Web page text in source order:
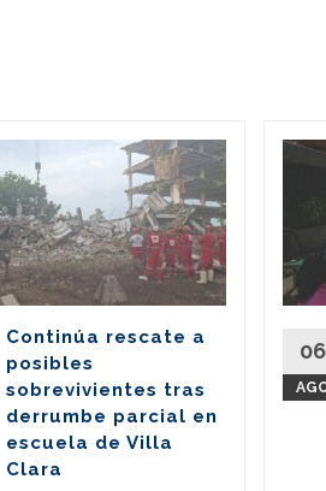
Continúa rescate a
posibles
sobrevivientes tras
derrumbe parcial en
escuela de Villa
Clara
06